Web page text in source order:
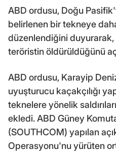
ABD ordusu, Doğu
belirlenen bir tekneye daha
düzenlendiğini duyurarak,
teröristin öldürüldüğünü
ABD ordusu, Karayip
uyuşturucu kaçakçılığı
teknelere yönelik
ekledi. ABD Güney
(SOUTHCOM) yapılan
Operasyonu'nu yürüten